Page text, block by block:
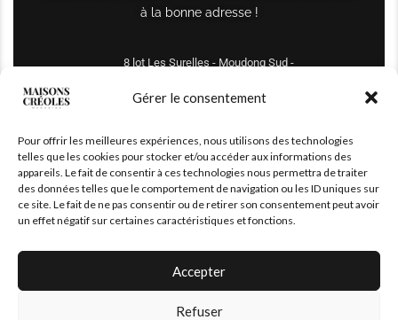
Gérer le consentement
Pour offrir les meilleures expériences, nous utilisons des technologies
telles que les cookies pour stocker et/ou accéder aux informations des
appareils. Le fait de consentir à ces technologies nous permettra de traiter
des données telles que le comportement de navigation ou les ID uniques sur
ce site. Le fait de ne pas consentir ou de retirer son consentement peut avoir
un effet négatif sur certaines caractéristiques et fonctions.
Accepter
Refuser
à la bonne adresse !
8 lot Les Surelles - Moudong Sud -
maisonscreoles.immo@gmail.com